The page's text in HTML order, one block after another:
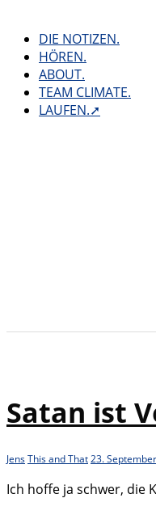
contentDIE NOTIZEN.
HÖREN.
ABOUT.
TEAM CLIMATE.
LAUFEN.➚
Satan ist
JensThis and That23.
Ich hoffe ja schwer, die